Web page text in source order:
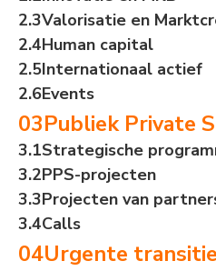
Valorisatie en
Human capital
Internationaal actief
Events
Publiek Private
Strategische
PPS-projecten
Projecten van
Calls
Urgente